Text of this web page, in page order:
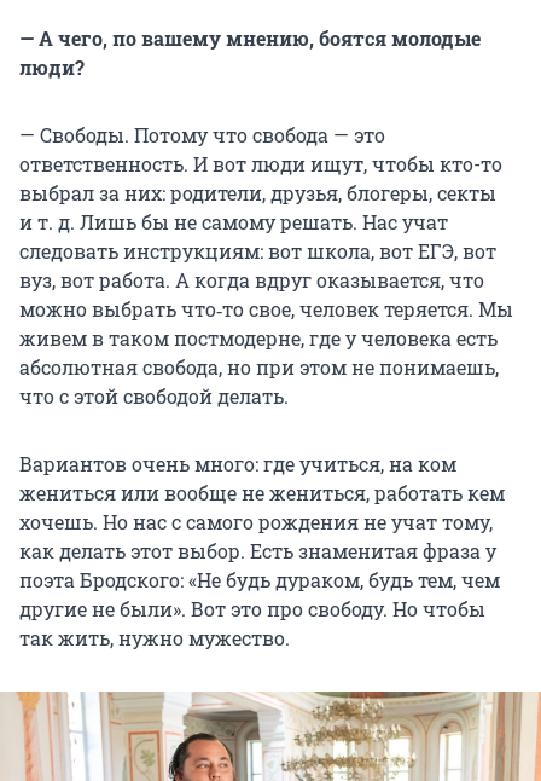
— А чего, по вашему мнению, боятся молодые
люди?
— Свободы. Потому что свобода — это
ответственность. И вот люди ищут, чтобы кто-то
выбрал за них: родители, друзья, блогеры, секты
и т. д. Лишь бы не самому решать. Нас учат
следовать инструкциям: вот школа, вот ЕГЭ, вот
вуз, вот работа. А когда вдруг оказывается, что
можно выбрать что‑то свое, человек теряется. Мы
живем в таком постмодерне, где у человека есть
абсолютная свобода, но при этом не понимаешь,
что с этой свободой делать.
Вариантов очень много: где учиться, на ком
жениться или вообще не жениться, работать кем
хочешь. Но нас с самого рождения не учат тому,
как делать этот выбор. Есть знаменитая фраза у
поэта Бродского: «Не будь дураком, будь тем, чем
другие не были». Вот это про свободу. Но чтобы
так жить, нужно мужество.